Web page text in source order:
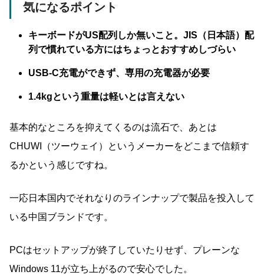
気になるポイント
キーボードがUS配列しか無いこと。JIS（日本語）配
列で慣れている方にはちょっとおすすめしづらい
USB-C充電ができず、専用の充電器が必要
1.4kgという重量は軽いとは言えない
基本的なところを抑えてくるのは流石で、あとは
CHUWI（ツーウェイ）というメーカーをどこまで信頼す
るかという感じですね。
一応日本国内でそれなりのラインナップで製品を投入して
いる中国ブランドです。
PCはセットアップが終了していたりせず、プレーンな
Windows 11が立ち上がるので安心でした。